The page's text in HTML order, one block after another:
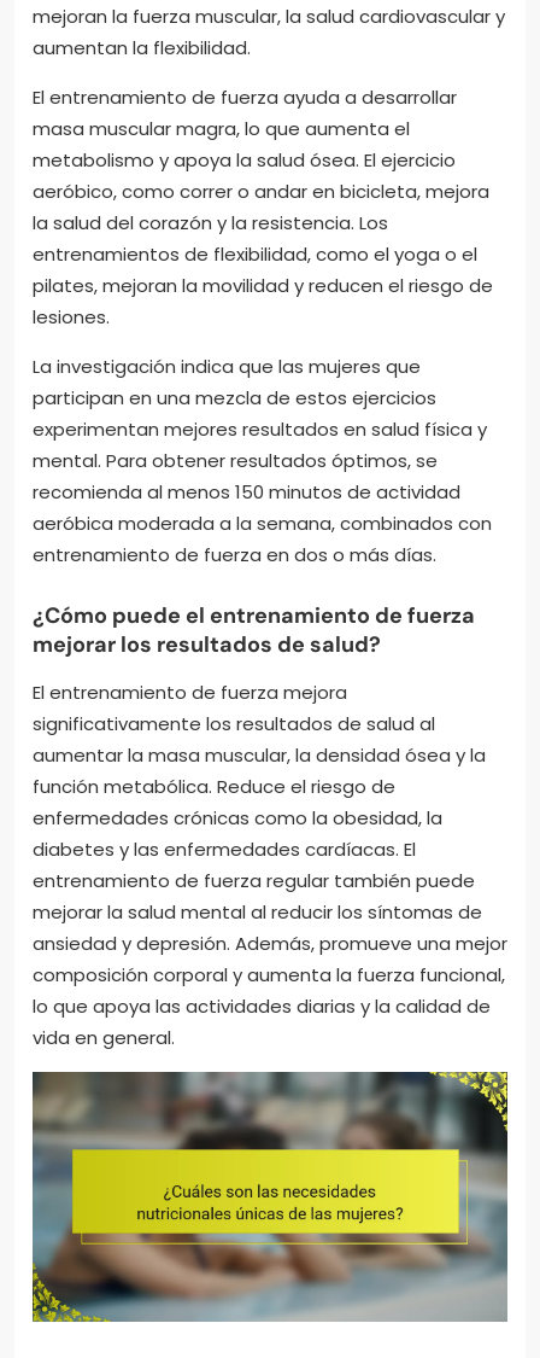
mejoran la fuerza muscular, la salud cardiovascular y
aumentan la flexibilidad.
El entrenamiento de fuerza ayuda a desarrollar
masa muscular magra, lo que aumenta el
metabolismo y apoya la salud ósea. El ejercicio
aeróbico, como correr o andar en bicicleta, mejora
la salud del corazón y la resistencia. Los
entrenamientos de flexibilidad, como el yoga o el
pilates, mejoran la movilidad y reducen el riesgo de
lesiones.
La investigación indica que las mujeres que
participan en una mezcla de estos ejercicios
experimentan mejores resultados en salud física y
mental. Para obtener resultados óptimos, se
recomienda al menos 150 minutos de actividad
aeróbica moderada a la semana, combinados con
entrenamiento de fuerza en dos o más días.
¿Cómo puede el entrenamiento de fuerza
mejorar los resultados de salud?
El entrenamiento de fuerza mejora
significativamente los resultados de salud al
aumentar la masa muscular, la densidad ósea y la
función metabólica. Reduce el riesgo de
enfermedades crónicas como la obesidad, la
diabetes y las enfermedades cardíacas. El
entrenamiento de fuerza regular también puede
mejorar la salud mental al reducir los síntomas de
ansiedad y depresión. Además, promueve una mejor
composición corporal y aumenta la fuerza funcional,
lo que apoya las actividades diarias y la calidad de
vida en general.